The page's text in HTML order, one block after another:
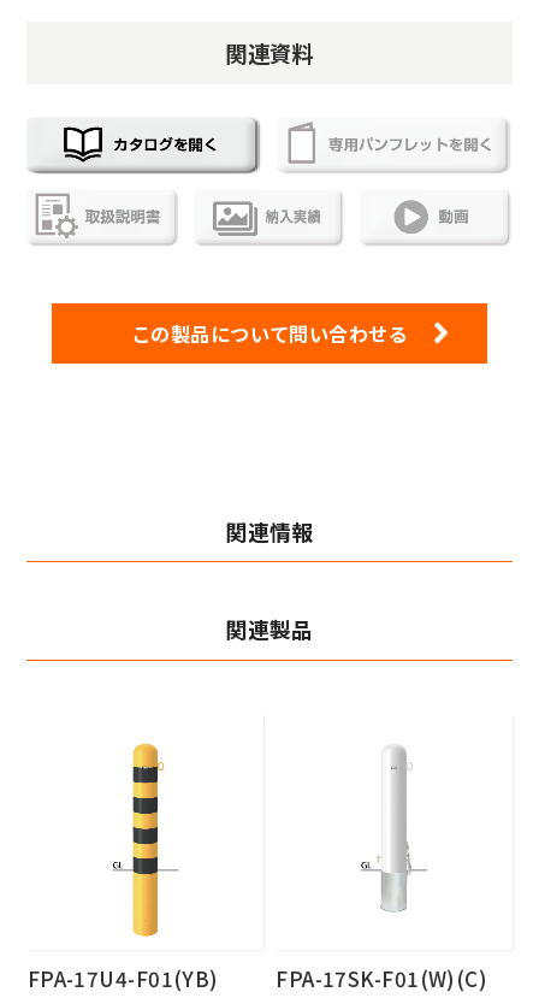
関連資料
この製品について問い合わせる
関連情報
関連製品
FPA-17U4-F01(YB)
FPA-17SK-F01(W)(C)